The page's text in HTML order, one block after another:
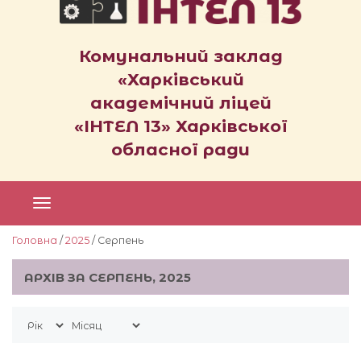
Комунальний заклад
«Харківський
академічний ліцей
«ІНТЕЛ 13» Харківської
обласної ради
Головна / 2025 / Серпень
АРХІВ ЗА СЕРПЕНЬ, 2025